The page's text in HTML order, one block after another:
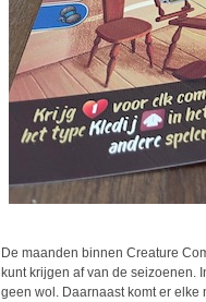
De maanden binnen Creature
kunt krijgen af van de seizoenen.
geen wol. Daarnaast komt er